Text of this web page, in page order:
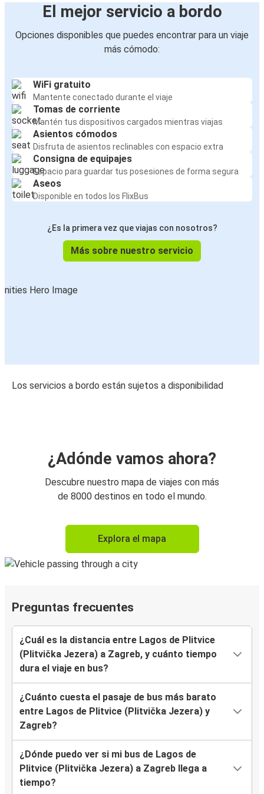
El mejor servicio a bordo
Opciones disponibles que puedes encontrar para un viaje
más cómodo:
WiFi gratuito
Mantente conectado durante el viaje
Tomas de corriente
Mantén tus dispositivos cargados mientras viajas
Asientos cómodos
Disfruta de asientos reclinables con espacio extra
Consigna de equipajes
Espacio para guardar tus posesiones de forma segura
Aseos
Disponible en todos los FlixBus
¿Es la primera vez que viajas con nosotros?
Más sobre nuestro servicio
Los servicios a bordo están sujetos a disponibilidad
¿Adónde vamos ahora?
Descubre nuestro mapa de viajes con más
de 8000 destinos en todo el mundo.
Explora el mapa
Preguntas frecuentes
¿Cuál es la distancia entre Lagos de Plitvice
(Plitvička Jezera) a Zagreb, y cuánto tiempo
dura el viaje en bus?
¿Cuánto cuesta el pasaje de bus más barato
entre Lagos de Plitvice (Plitvička Jezera) y
Zagreb?
¿Dónde puedo ver si mi bus de Lagos de
Plitvice (Plitvička Jezera) a Zagreb llega a
tiempo?